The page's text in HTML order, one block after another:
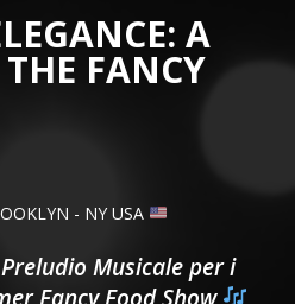
A
FANCY
- NY USA
Musicale per i